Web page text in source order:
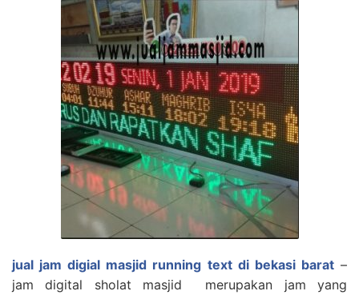
jual jam digial masjid running text di bekasi barat–
jam digital sholat masjid merupakan jam yang